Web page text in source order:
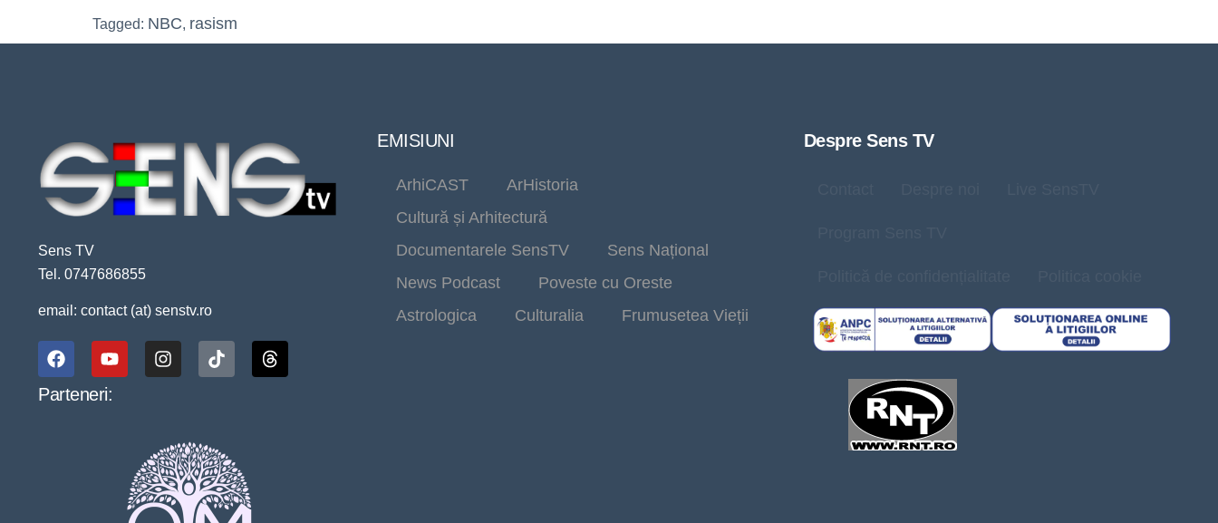
Tagged: NBC, rasism
Sens TV
Tel. 0747686855
email: contact (at) senstv.ro
Parteneri:
EMISIUNI
ArhiCAST
ArHistoria
Cultură și Arhitectură
Documentarele SensTV
Sens Național
News Podcast
Poveste cu Oreste
Astrologica
Culturalia Frumusetea Vieții
Despre Sens TV